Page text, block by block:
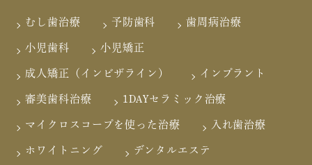
むし歯治療 予防歯科 歯周病治療
小児歯科 小児矯正
成人矯正（インビザライン） インプラント
審美歯科治療 1DAYセラミック治療
マイクロスコープを使った治療 入れ歯治療
ホワイトニング デンタルエステ